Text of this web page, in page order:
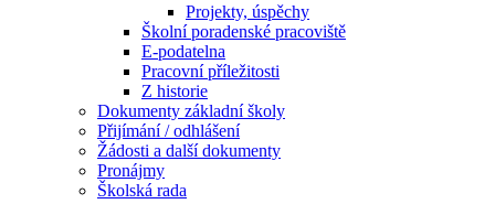
Projekty, úspěchy
Školní poradenské pracoviště
E-podatelna
Pracovní příležitosti
Z historie
Dokumenty základní školy
Přijímání / odhlášení
Žádosti a další dokumenty
Pronájmy
Školská rada